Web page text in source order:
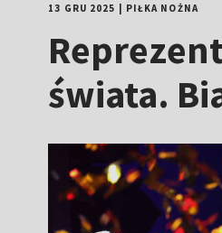
13 GRU 2025 PIŁKA NOŻNA
świata.